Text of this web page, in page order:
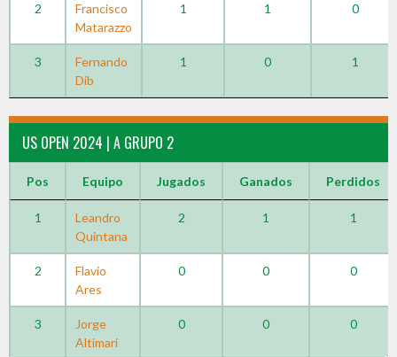
2
Francisco
Matarazzo
1 1 0
3
Fernando
Dib
1 0 1
US OPEN 2024 | A GRUPO 2
Pos Equipo Jugados Ganados Perdidos
1
Leandro
Quintana
2 1 1
2
Flavio
Ares
0 0 0
3
Jorge
Altimari
0 0 0